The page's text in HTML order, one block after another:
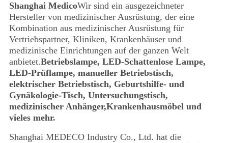
Shanghai MedicoWir sind ein ausgezeichneter
Hersteller von medizinischer Ausrüstung, der eine
Kombination aus medizinischer Ausrüstung für
Vertriebspartner, Kliniken, Krankenhäuser und
medizinische Einrichtungen auf der ganzen Welt
anbietet.Betriebslampe, LED-Schattenlose Lampe,
LED-Prüflampe, manueller Betriebstisch,
elektrischer Betriebstisch, Geburtshilfe- und
Gynäkologie-Tisch, Untersuchungstisch,
medizinischer Anhänger,Krankenhausmöbel und
vieles mehr.
Shanghai MEDECO Industry Co., Ltd. hat die